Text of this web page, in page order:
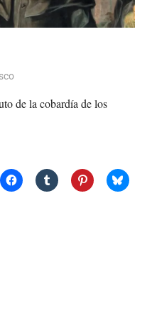
de la cobardía de los